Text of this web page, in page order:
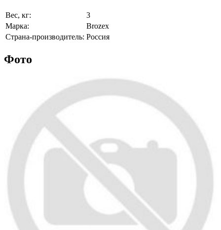
Вес, кг:
3
Марка:
Brozex
Страна-производитель: Россия
Фото